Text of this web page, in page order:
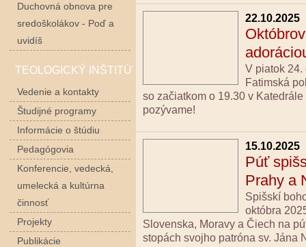
Duchovná obnova pre
sredoškolákov - Poď a
uvidíš
TEOLOGICKÝ INŠTITÚT
Vedenie a kontakty
Študijné programy
Informácie o štúdiu
Pedagógovia
Konferencie, vedecká,
umelecká a kultúrna
činnosť
Projekty
Publikácie
22.10.2025
V piatok 24.
Fatimská
so začiatkom o 19.30 v
pozývame!
15.10.2025
Púť
Prahy a
Spišskí
októbra
Slovenska, Moravy a Čiech na
stopách svojho patróna sv. Jána